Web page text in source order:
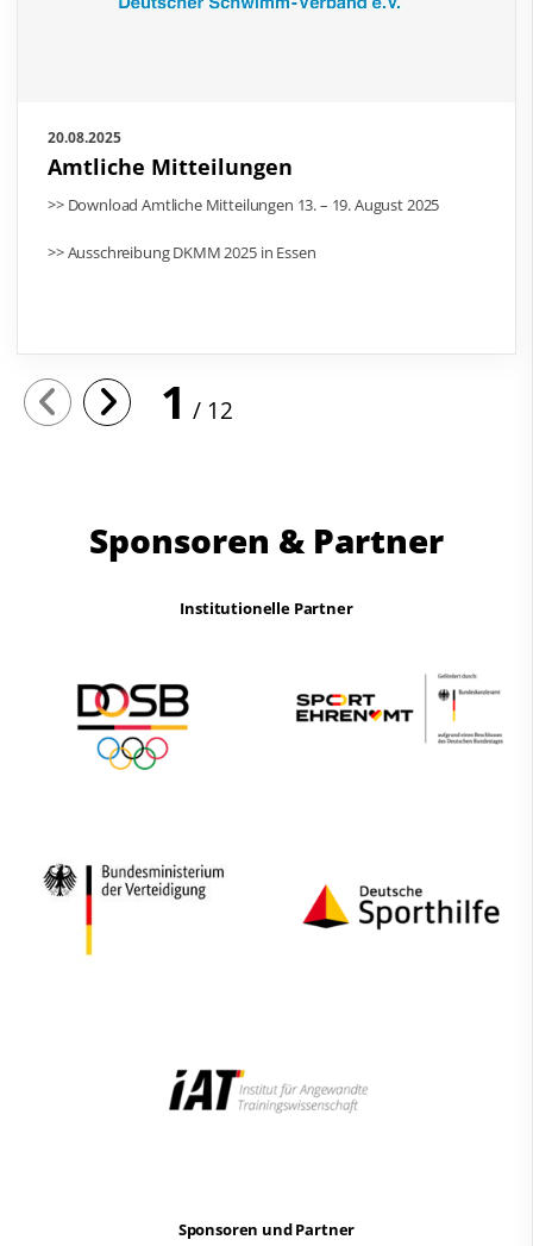
20.08.2025
Amtliche Mitteilungen
>> Download Amtliche Mitteilungen 13. – 19. August 2025
>> Ausschreibung DKMM 2025 in Essen
1 12
Sponsoren & Partner
Institutionelle Partner
Sponsoren und Partner